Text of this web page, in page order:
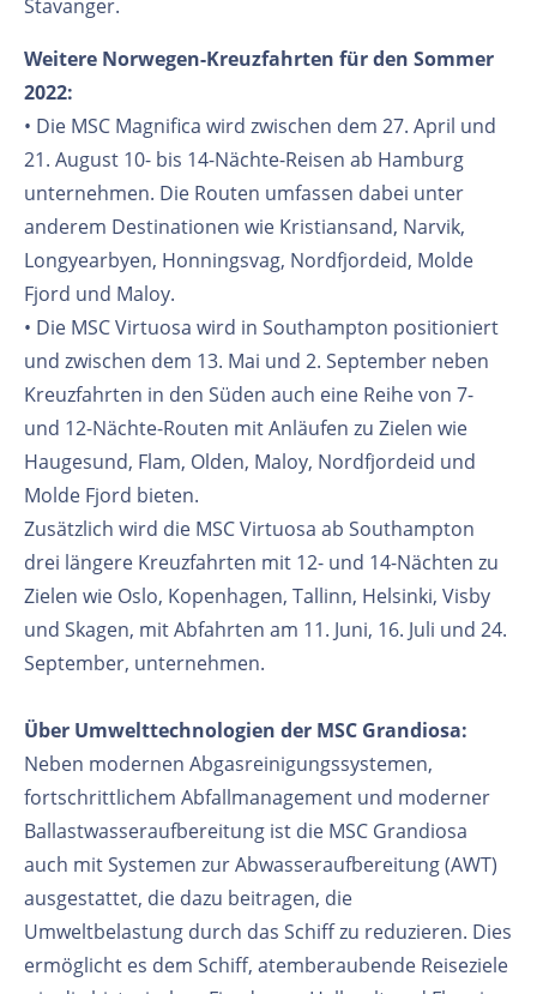
Stavanger.
Weitere Norwegen-Kreuzfahrten für den Sommer
2022:
• Die MSC Magnifica wird zwischen dem 27. April und
21. August 10- bis 14-Nächte-Reisen ab Hamburg
unternehmen. Die Routen umfassen dabei unter
anderem Destinationen wie Kristiansand, Narvik,
Longyearbyen, Honningsvag, Nordfjordeid, Molde
Fjord und Maloy.
• Die MSC Virtuosa wird in Southampton positioniert
und zwischen dem 13. Mai und 2. September neben
Kreuzfahrten in den Süden auch eine Reihe von 7-
und 12-Nächte-Routen mit Anläufen zu Zielen wie
Haugesund, Flam, Olden, Maloy, Nordfjordeid und
Molde Fjord bieten.
Zusätzlich wird die MSC Virtuosa ab Southampton
drei längere Kreuzfahrten mit 12- und 14-Nächten zu
Zielen wie Oslo, Kopenhagen, Tallinn, Helsinki, Visby
und Skagen, mit Abfahrten am 11. Juni, 16. Juli und 24.
September, unternehmen.
Über Umwelttechnologien der MSC Grandiosa:
Neben modernen Abgasreinigungssystemen,
fortschrittlichem Abfallmanagement und moderner
Ballastwasseraufbereitung ist die MSC Grandiosa
auch mit Systemen zur Abwasseraufbereitung (AWT)
ausgestattet, die dazu beitragen, die
Umweltbelastung durch das Schiff zu reduzieren. Dies
ermöglicht es dem Schiff, atemberaubende Reiseziele